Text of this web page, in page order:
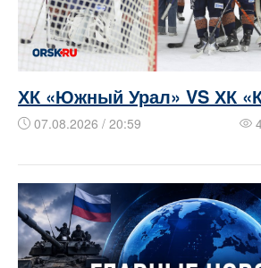
ХК «Южный Урал» VS ХК
07.08.2026 / 20:59